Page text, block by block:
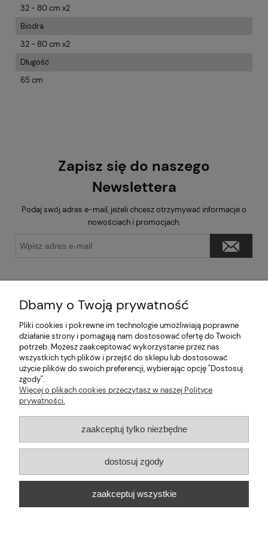
32 - 80 cm x2
Biodra
32 - 80 cm x2
Długość
65 cm
Zapisz się do naszego
Newslettera
Podaj swój adres e-mail, jeżeli chcesz otrzymywać informacje o
nowościach i promocjach.
Pomoc
Moje konto
Informacje
2026 © mabaje
Sklep internetowy Shoper Premium
Tel.:534736451| NIP: 6772370993 REGON:
122658200
Dbamy o Twoją prywatność
Pliki cookies i pokrewne im technologie umożliwiają poprawne
działanie strony i pomagają nam dostosować ofertę do Twoich
potrzeb. Możesz zaakceptować wykorzystanie przez nas
wszystkich tych plików i przejść do sklepu lub dostosować
użycie plików do swoich preferencji, wybierając opcję "Dostosuj
zgody".
Więcej o plikach cookies przeczytasz w naszej Polityce
prywatności.
zaakceptuj tylko niezbędne
dostosuj zgody
zaakceptuj wszystkie